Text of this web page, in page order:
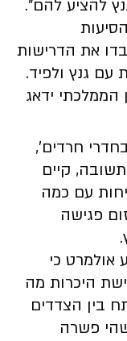
להציע להם".
את הדרישות
גנץ ולפיד.
הממלכתי ידאג
חרדים',
קיים
עם כמה
פגישה
אולמרט כי
היכרות מה
בין הצדדים
פשרה